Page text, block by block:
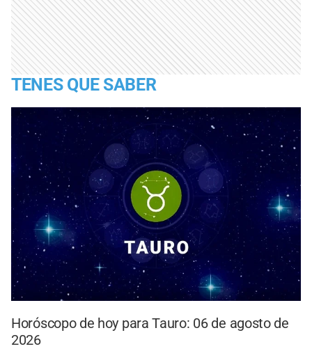
TENES QUE SABER
Horóscopo de hoy para Tauro: 06 de agosto de
2026